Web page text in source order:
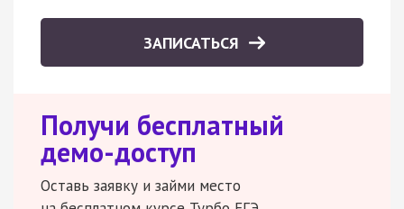
ЗАПИСАТЬСЯ
Получи бесплатный
демо-доступ
Оставь заявку и займи место